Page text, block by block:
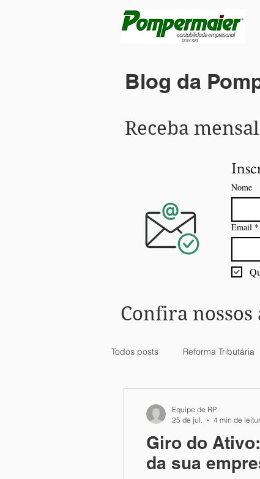
Blog da
Receba
Nome
Email *
Confira nossos
Todos posts Reforma Tributária
Regimes Diferenciados IBS/CBS
Giro do
da sua
Equipe de RP
25 de jul.
4 min de